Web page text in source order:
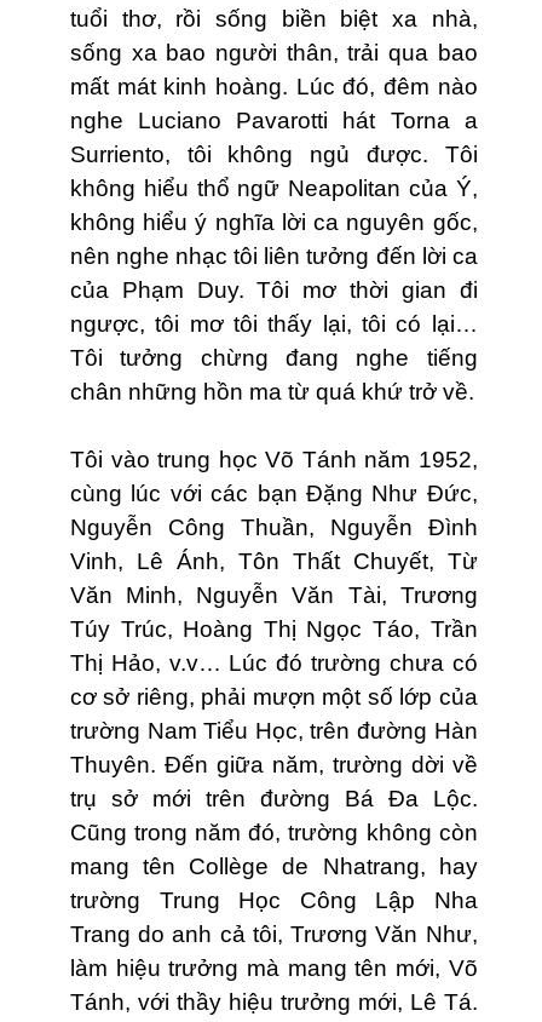
tuổi thơ, rồi sống biền biệt xa nhà,
sống xa bao người thân, trải qua bao
mất mát kinh hoàng. Lúc đó, đêm nào
nghe Luciano Pavarotti hát Torna a
Surriento, tôi không ngủ được. Tôi
không hiểu thổ ngữ Neapolitan của Ý,
không hiểu ý nghĩa lời ca nguyên gốc,
nên nghe nhạc tôi liên tưởng đến lời ca
của Phạm Duy. Tôi mơ thời gian đi
ngược, tôi mơ tôi thấy lại, tôi có lại…
Tôi tưởng chừng đang nghe tiếng
chân những hồn ma từ quá khứ trở về.
Tôi vào trung học Võ Tánh năm 1952,
cùng lúc với các bạn Ðặng Như Ðức,
Nguyễn Công Thuần, Nguyễn Ðình
Vinh, Lê Ánh, Tôn Thất Chuyết, Từ
Văn Minh, Nguyễn Văn Tài, Trương
Túy Trúc, Hoàng Thị Ngọc Táo, Trần
Thị Hảo, v.v… Lúc đó trường chưa có
cơ sở riêng, phải mượn một số lớp của
trường Nam Tiểu Học, trên đường Hàn
Thuyên. Ðến giữa năm, trường dời về
trụ sở mới trên đường Bá Đa Lộc.
Cũng trong năm đó, trường không còn
mang tên Collège de Nhatrang, hay
trường Trung Học Công Lập Nha
Trang do anh cả tôi, Trương Văn Như,
làm hiệu trưởng mà mang tên mới, Võ
Tánh, với thầy hiệu trưởng mới, Lê Tá.